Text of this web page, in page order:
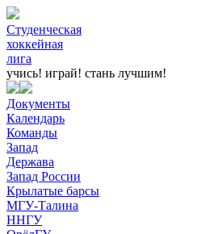
Студенческая
хоккейная
лига
учись! играй! стань лучшим!
Документы
Календарь
Команды
Запад
Держава
Запад России
Крылатые барсы
МГУ-Талина
ННГУ